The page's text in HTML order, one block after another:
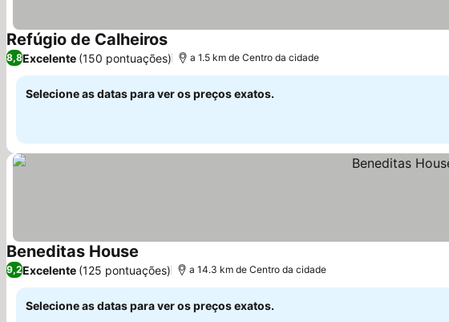
Refúgio de CalheirosVer preços
8,8Excelente (150 pontuações) a 1.5 km de Centro da cidade
Selecione as datas para ver os preços exatos.
Beneditas House Ver preços
9,2Excelente (125 pontuações) a 14.3 km de Centro da cidade
Selecione as datas para ver os preços exatos.